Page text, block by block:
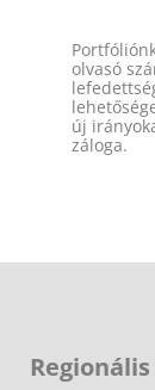
olvasó
új
záloga.